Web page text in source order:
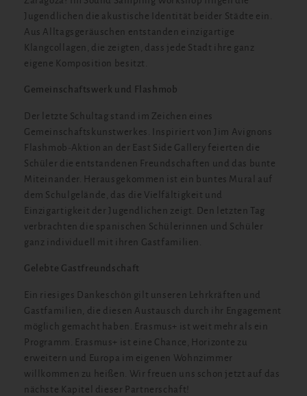
Jugendlichen die akustische Identität beider Städte ein.
Aus Alltagsgeräuschen entstanden einzigartige
Klangcollagen, die zeigten, dass jede Stadt ihre ganz
eigene Komposition besitzt.
Gemeinschaftswerk und Flashmob
Der letzte Schultag stand im Zeichen eines
Gemeinschaftskunstwerkes. Inspiriert von Jim Avignons
Flashmob-Aktion an der East Side Gallery feierten die
Schüler die entstandenen Freundschaften und das bunte
Miteinander. Herausgekommen ist ein buntes Mural auf
dem Schulgelände, das die Vielfältigkeit und
Einzigartigkeit der Jugendlichen zeigt. Den letzten Tag
verbrachten die spanischen Schülerinnen und Schüler
ganz individuell mit ihren Gastfamilien.
Gelebte Gastfreundschaft
Ein riesiges Dankeschön gilt unseren Lehrkräften und
Gastfamilien, die diesen Austausch durch ihr Engagement
möglich gemacht haben. Erasmus+ ist weit mehr als ein
Programm. Erasmus+ ist eine Chance, Horizonte zu
erweitern und Europa im eigenen Wohnzimmer
willkommen zu heißen. Wir freuen uns schon jetzt auf das
nächste Kapitel dieser Partnerschaft!